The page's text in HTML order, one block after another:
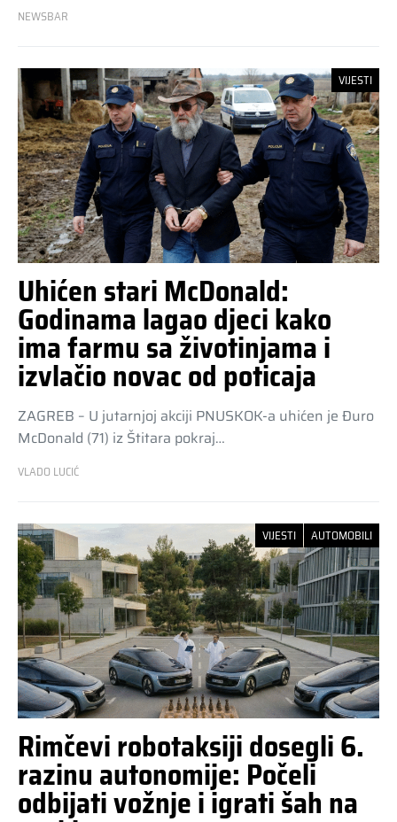
NEWSBAR
VIJESTI
Uhićen stari McDonald:
Godinama lagao djeci kako
ima farmu sa životinjama i
izvlačio novac od poticaja
ZAGREB – U jutarnjoj akciji PNUSKOK-a uhićen je Đuro
McDonald (71) iz Štitara pokraj…
VLADO LUCIĆ
VIJESTI AUTOMOBILI
Rimčevi robotaksiji dosegli 6.
razinu autonomije: Počeli
odbijati vožnje i igrati šah na